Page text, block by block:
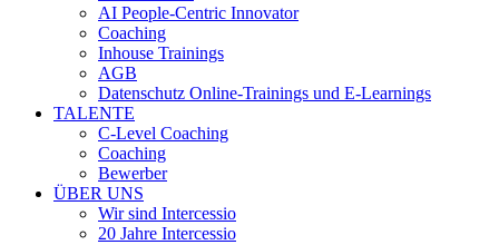
AI People-Centric Innovator
Coaching
Inhouse Trainings
AGB
Datenschutz Online-Trainings und E-Learnings
TALENTE
C-Level Coaching
Coaching
Bewerber
ÜBER UNS
Wir sind Intercessio
20 Jahre Intercessio